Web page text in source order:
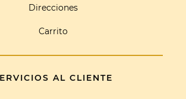
Direcciones
Carrito
AL CLIENTE